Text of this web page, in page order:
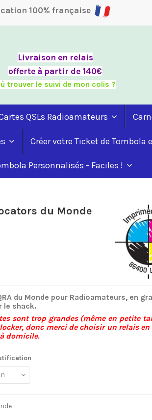
100% française
Livraison en relais
offerte à partir de 140€
trouver le suivi de mon colis ?
QSLs Radioamateurs
Créer votre Ticket de Tombola
Personnalisés - Faciles !
du Monde
du Monde pour Radioamateurs, en
le shack.
sont trop grandes (même en petite
donc merci de choisir un relais en
domicile.